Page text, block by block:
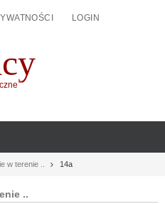
LOGIN
w terenie .. 14a
..